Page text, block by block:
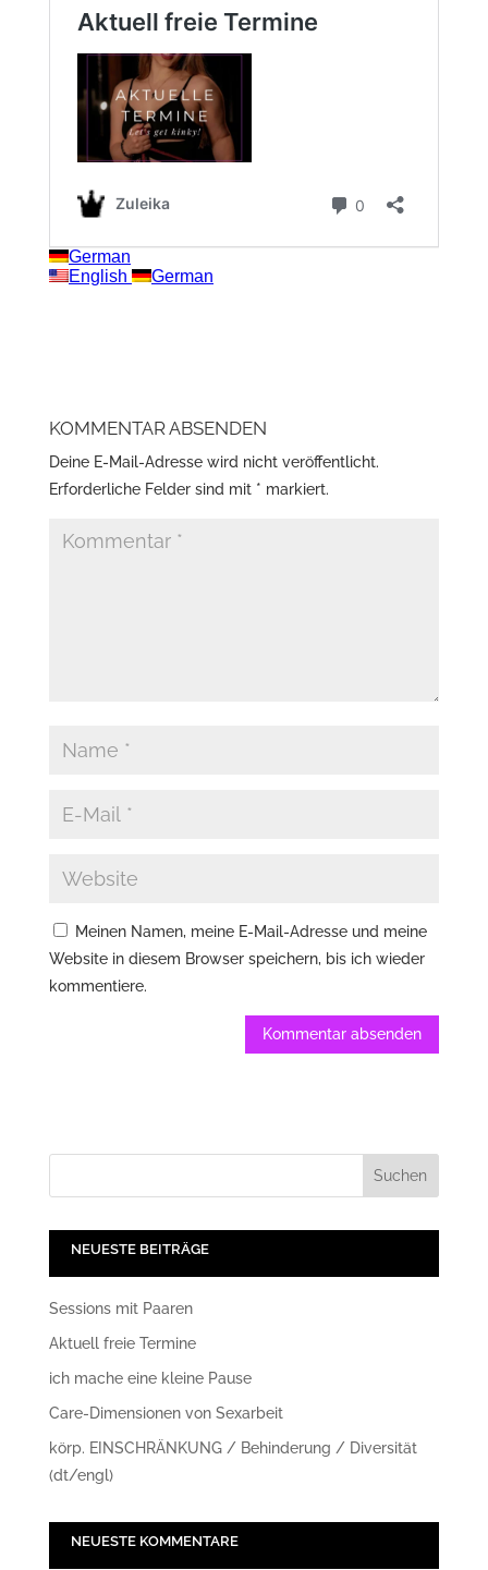
KOMMENTAR ABSENDEN
Deine E-Mail-Adresse wird nicht veröffentlicht.
Erforderliche Felder sind mit * markiert.
Meinen Namen, meine E-Mail-Adresse und meine
Website in diesem Browser speichern, bis ich wieder
kommentiere.
NEUESTE BEITRÄGE
Sessions mit Paaren
Aktuell freie Termine
ich mache eine kleine Pause
Care-Dimensionen von Sexarbeit
körp. EINSCHRÄNKUNG / Behinderung / Diversität
(dt/engl)
NEUESTE KOMMENTARE